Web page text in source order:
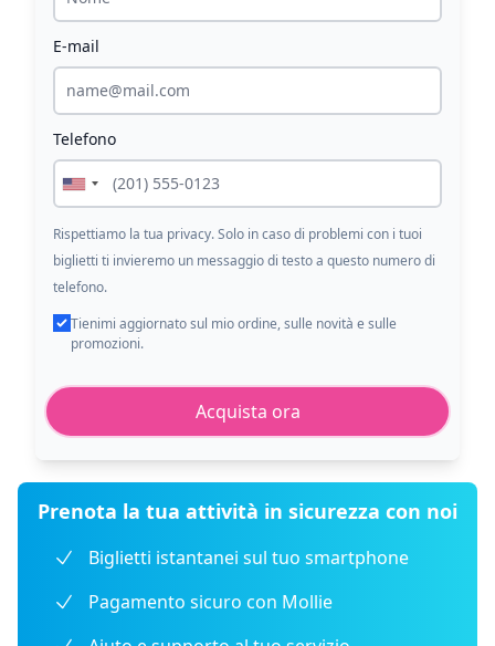
E-mail
Telefono
Rispettiamo la tua privacy. Solo in caso di problemi con i tuoi
biglietti ti invieremo un messaggio di testo a questo numero di
telefono.
Tienimi aggiornato sul mio ordine, sulle novità e sulle
promozioni.
Acquista ora
Prenota la tua attività in sicurezza con noi
Biglietti istantanei sul tuo smartphone
Pagamento sicuro con Mollie